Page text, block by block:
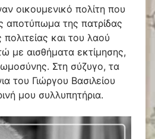
οικουμενικό πολίτη που
αποτύπωμα της πατρίδας
και του λαού
με αισθήματα εκτίμησης,
Στη σύζυγο, τα
του Γιώργου Βασιλείου
μου συλλυπητήρια.